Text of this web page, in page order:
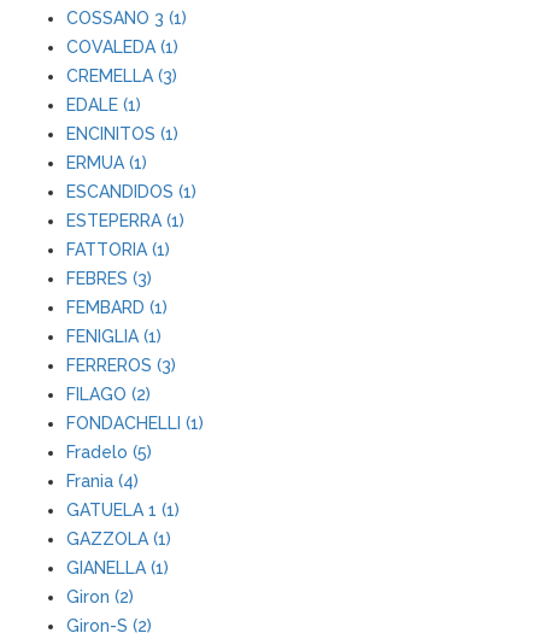
COSSANO 3 (1)
COVALEDA (1)
CREMELLA (3)
EDALE (1)
ENCINITOS (1)
ERMUA (1)
ESCANDIDOS (1)
ESTEPERRA (1)
FATTORIA (1)
FEBRES (3)
FEMBARD (1)
FENIGLIA (1)
FERREROS (3)
FILAGO (2)
FONDACHELLI (1)
Fradelo (5)
Frania (4)
GATUELA 1 (1)
GAZZOLA (1)
GIANELLA (1)
Giron (2)
Giron-S (2)